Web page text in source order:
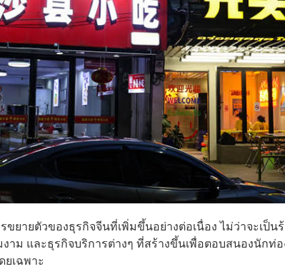
ขยายตัวของธุรกิจจีนที่เพิ่มขึ้นอย่างต่อเนื่อง ไม่ว่าจะเป็น
ม และธุรกิจบริการต่างๆ ที่สร้างขึ้นเพื่อตอบสนองนักท่อ
เฉพาะ